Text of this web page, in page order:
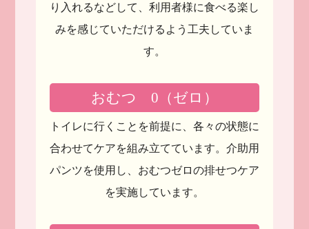
り入れるなどして、 利用者様に食べる楽し
みを感じていただけるよう工夫していま
す。
おむつ 0（ゼロ）
トイレに行くことを前提に、 各々の状態に
合わせてケアを組み立てています。 介助用
パンツを使用し、 おむつゼロの排せつケア
を実施しています。